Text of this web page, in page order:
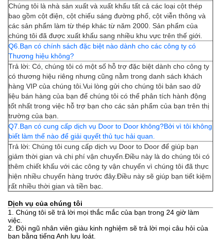
Chúng tôi là nhà sản xuất và xuất khẩu tất cả các loại cột thép
bao gồm cột điện, cột chiếu sáng đường phố, cột viễn thông và
các sản phẩm làm từ thép khác từ năm 2000. Sản phẩm của
chúng tôi đã được xuất khẩu sang nhiều khu vực trên thế giới.
Q6.Bạn có chính sách đặc biệt nào dành cho các công ty có
Thương hiệu không?
Trả lời: Có, chúng tôi có một số hỗ trợ đặc biệt dành cho công ty
có thương hiệu riêng nhưng cũng nằm trong danh sách khách
hàng VIP của chúng tôi.Vui lòng gửi cho chúng tôi bản sao dữ
liệu bán hàng của bạn để chúng tôi có thể phân tích hành động
tốt nhất trong việc hỗ trợ bạn cho các sản phẩm của bạn trên thị
trường của bạn.
Q7.Bạn có cung cấp dịch vụ Door to Door không?Bởi vì tôi không
biết làm thế nào để giải quyết thủ tục hải quan.
Trả lời: Chúng tôi cung cấp dịch vụ Door to Door để giúp bạn
giảm thời gian và chi phí vận chuyển.Điều này là do chúng tôi có
thêm chiết khấu với các công ty vận chuyển vì chúng tôi đã thực
hiện nhiều chuyến hàng trước đây.Điều này sẽ giúp bạn tiết kiệm
rất nhiều thời gian và tiền bạc.
Dịch vụ của chúng tôi
1. Chúng tôi sẽ trả lời mọi thắc mắc của bạn trong 24 giờ làm
việc.
2. Đội ngũ nhân viên giàu kinh nghiệm sẽ trả lời mọi câu hỏi của
bạn bằng tiếng Anh lưu loát.